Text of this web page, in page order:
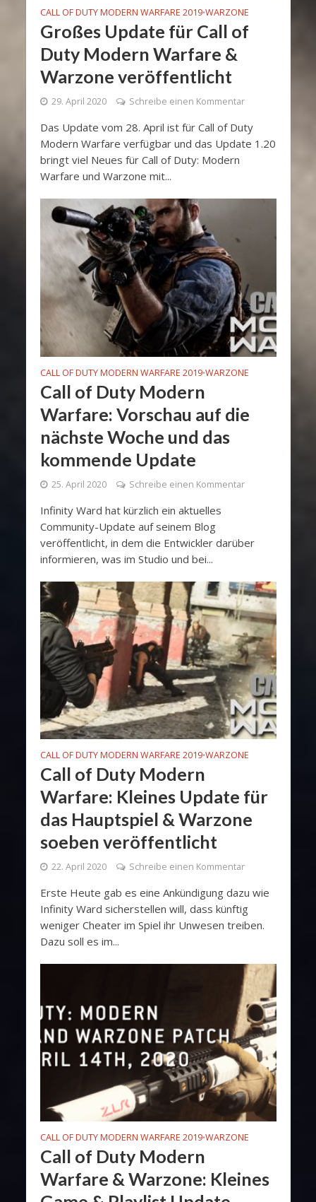
CALL OF DUTY MODERN WARFARE 2019•WARZONE
Großes Update für Call of
Duty Modern Warfare &
Warzone veröffentlicht
29. April 2020 Schreibe einen Kommentar
Das Update vom 28. April ist für Call of Duty
Modern Warfare verfügbar und das Update 1.20
bringt viel Neues für Call of Duty: Modern
Warfare und Warzone mit...
CALL OF DUTY MODERN WARFARE 2019•WARZONE
Call of Duty Modern
Warfare: Vorschau auf die
nächste Woche und das
kommende Update
25. April 2020 Schreibe einen Kommentar
Infinity Ward hat kürzlich ein aktuelles
Community-Update auf seinem Blog
veröffentlicht, in dem die Entwickler darüber
informieren, was im Studio und bei...
CALL OF DUTY MODERN WARFARE 2019•WARZONE
Call of Duty Modern
Warfare: Kleines Update für
das Hauptspiel & Warzone
soeben veröffentlicht
22. April 2020 Schreibe einen Kommentar
Erste Heute gab es eine Ankündigung dazu wie
Infinity Ward sicherstellen will, dass künftig
weniger Cheater im Spiel ihr Unwesen treiben.
Dazu soll es im...
CALL OF DUTY MODERN WARFARE 2019•WARZONE
Call of Duty Modern
Warfare & Warzone: Kleines